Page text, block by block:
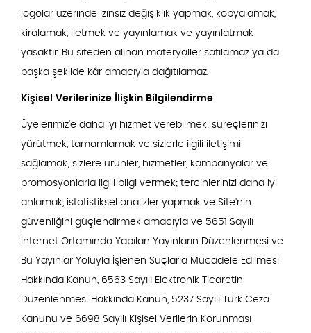
logolar üzerinde izinsiz değişiklik yapmak, kopyalamak,
kiralamak, iletmek ve yayınlamak ve yayınlatmak
yasaktır. Bu siteden alınan materyaller satılamaz ya da
başka şekilde kâr amacıyla dağıtılamaz.
Kişisel Verilerinize İlişkin Bilgilendirme
Üyelerimiz'e daha iyi hizmet verebilmek; süreçlerinizi
yürütmek, tamamlamak ve sizlerle ilgili iletişimi
sağlamak; sizlere ürünler, hizmetler, kampanyalar ve
promosyonlarla ilgili bilgi vermek; tercihlerinizi daha iyi
anlamak, istatistiksel analizler yapmak ve Site'nin
güvenliğini güçlendirmek amacıyla ve 5651 Sayılı
İnternet Ortamında Yapılan Yayınların Düzenlenmesi ve
Bu Yayınlar Yoluyla İşlenen Suçlarla Mücadele Edilmesi
Hakkında Kanun, 6563 Sayılı Elektronik Ticaretin
Düzenlenmesi Hakkında Kanun, 5237 Sayılı Türk Ceza
Kanunu ve 6698 Sayılı Kişisel Verilerin Korunması